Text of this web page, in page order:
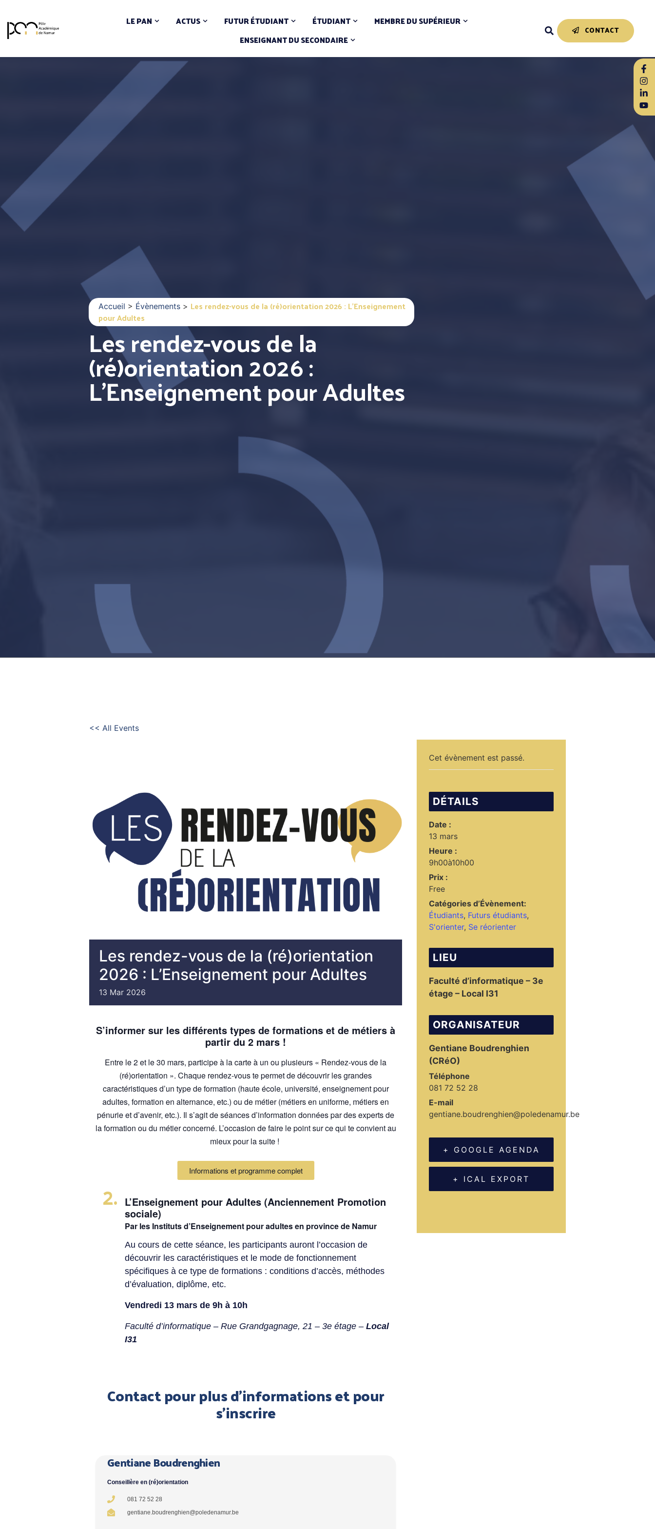
LE PAN ACTUS FUTUR ÉTUDIANT ÉTUDIANT
MEMBRE DU SUPÉRIEUR
ENSEIGNANT DU SECONDAIRE
CONTACT
Accueil > Évènements > Les rendez-vous de la (ré)orientation 2026 : L’Enseignement
pour Adultes
Les rendez-vous de la
(ré)orientation 2026 :
L’Enseignement pour Adultes
<< All Events
Les rendez-vous de la (ré)orientation
2026 : L’Enseignement pour Adultes
13 Mar 2026
S’informer sur les différents types de formations et de métiers à
partir du 2 mars !
Entre le 2 et le 30 mars, participe à la carte à un ou plusieurs « Rendez-vous de la
(ré)orientation ». Chaque rendez-vous te permet de découvrir les grandes
caractéristiques d’un type de formation (haute école, université, enseignement pour
adultes, formation en alternance, etc.) ou de métier (métiers en uniforme, métiers en
pénurie et d’avenir, etc.). Il s’agit de séances d’information données par des experts de
la formation ou du métier concerné. L’occasion de faire le point sur ce qui te convient au
mieux pour la suite !
Informations et programme complet
2. L’Enseignement pour Adultes (Anciennement Promotion
sociale)
Par les Instituts d’Enseignement pour adultes en province de Namur
Au cours de cette séance, les participants auront l’occasion de
découvrir les caractéristiques et le mode de fonctionnement
spécifiques à ce type de formations : conditions d’accès, méthodes
d’évaluation, diplôme, etc.
Vendredi 13 mars de 9h à 10h
Faculté d’informatique – Rue Grandgagnage, 21 – 3e étage –Local
I31
Contact pour plus d'informations et pour
s'inscrire
Gentiane Boudrenghien
Conseillère en (ré)orientation
081 72 52 28
gentiane.boudrenghien@poledenamur.be
Cet évènement est passé.
DÉTAILS
Date :
13 mars
Heure :
9h00à10h00
Prix :
Free
Catégories d’Évènement:
Étudiants, Futurs étudiants,
S'orienter, Se réorienter
LIEU
Faculté d’informatique – 3e
étage – Local I31
ORGANISATEUR
Gentiane Boudrenghien
(CRéO)
Téléphone
081 72 52 28
E-mail
gentiane.boudrenghien@poledenamur.be
+ GOOGLE AGENDA
+ ICAL EXPORT